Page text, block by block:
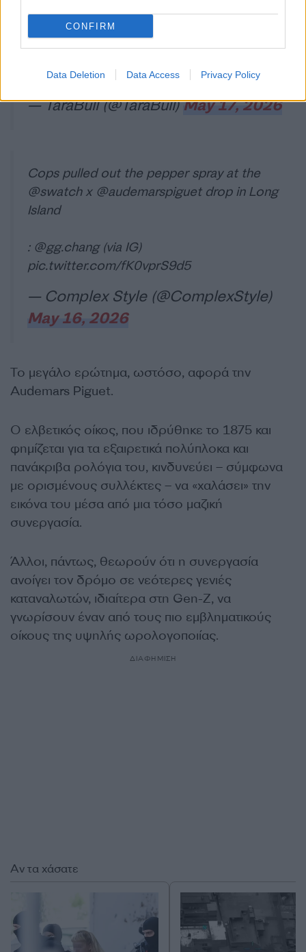
CONFIRM
Data Deletion Data Access Privacy Policy
Grown adults fighting over a watch. What
pic.twitter.com/5m67Ijp6vo
— TaraBull (@TaraBull)May 17, 2026
Cops pulled out the pepper spray at the
@swatchx @audemarspiguetdrop in Long
Island
: @gg.chang (via IG)
pic.twitter.com/fK0vprS9d5
— Complex Style (@ComplexStyle)
May 16, 2026
Το μεγάλο ερώτημα, ωστόσο, αφορά την
Audemars Piguet.
Ο ελβετικός οίκος, που ιδρύθηκε το 1875 και
φημίζεται για τα εξαιρετικά πολύπλοκα και
πανάκριβα ρολόγια του, κινδυνεύει – σύμφωνα
με ορισμένους συλλέκτες – να «χαλάσει» την
εικόνα του μέσα από μια τόσο μαζική
συνεργασία.
Άλλοι, πάντως, θεωρούν ότι η συνεργασία
ανοίγει τον δρόμο σε νεότερες γενιές
καταναλωτών, ιδιαίτερα στη Gen-Z, να
γνωρίσουν έναν από τους πιο εμβληματικούς
οίκους της υψηλής ωρολογοποιίας.
ΔΙΑΦΗΜΙΣΗ
Αν τα χάσατε